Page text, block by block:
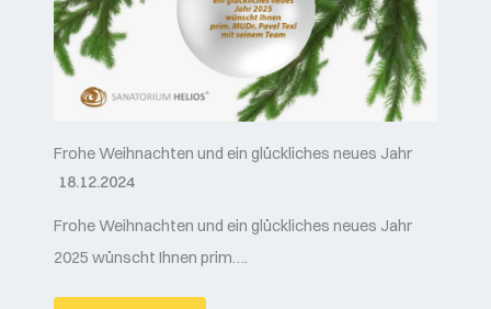
Frohe Weihnachten und ein glückliches neues Jahr
18.12.2024
Frohe Weihnachten und ein glückliches neues Jahr
2025 wünscht Ihnen prim….